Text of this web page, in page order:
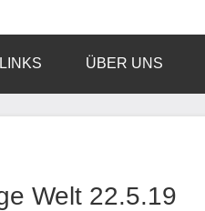
LINKS ÜBER UNS
Welt 22.5.19